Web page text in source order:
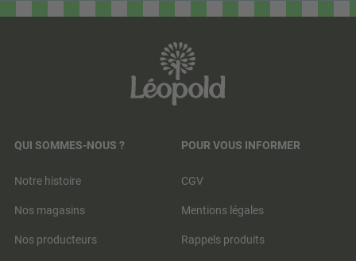
QUI SOMMES-NOUS ?
Notre histoire
Nos magasins
Nos producteurs
POUR VOUS INFORMER
CGV
Mentions légales
Rappels produits